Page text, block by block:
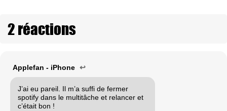
2 réactions
Applefan - iPhone ↩
J’ai eu pareil. Il m’a suffi de fermer
spotify dans le multitâche et relancer et
c’était bon !